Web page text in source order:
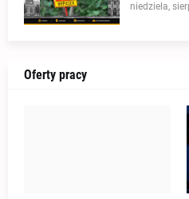
niedziela,
Oferty pracy